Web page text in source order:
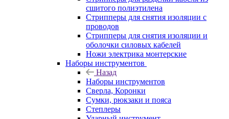
сшитого полиэтилена
Cтрипперы для снятия изоляции с
проводов
Стрипперы для снятия изоляции и
оболочки силовых кабелей
Ножи электрика монтерские
Наборы инструментов
Назад
Наборы инструментов
Сверла, Коронки
Сумки, рюкзаки и пояса
Степлеры